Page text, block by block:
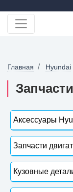
Главная Hyundai
Аксессуары
Запчасти
Кузовные